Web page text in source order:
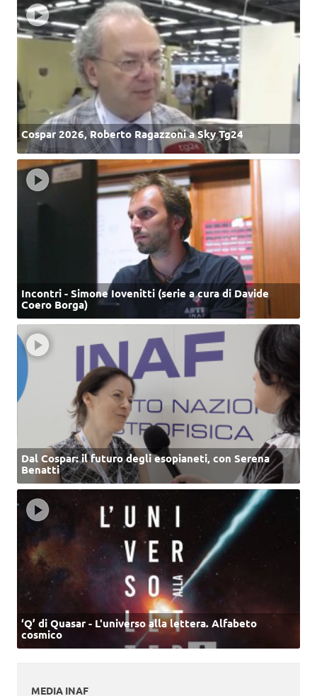
Cospar 2026, Roberto Ragazzoni a Sky Tg24
Incontri - Simone Iovenitti (serie a cura di Davide
Coero Borga)
Dal Cospar: il futuro degli esopianeti, con Serena
Benatti
‘Q’ di Quasar - L'universo alla lettera. Alfabeto
cosmico
MEDIA INAF